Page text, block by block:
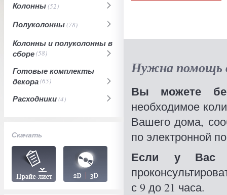
Колонны(52)
Полуколонны(78)
Колонны и полуколонны в
сборе(58)
Готовые комплекты
декора(65)
Расходники(4)
Скачать
Нужна помощь
Вы можете
необходимое
Вашего дома,
по электронной
Если у Вас
с 9 до 21 часа.